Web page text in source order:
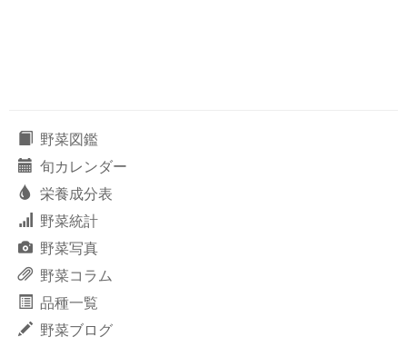
野菜図鑑
旬カレンダー
栄養成分表
野菜統計
野菜写真
野菜コラム
品種一覧
野菜ブログ